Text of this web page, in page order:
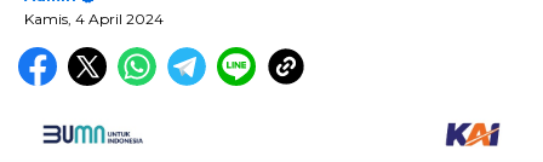
Kamis, 4 April 2024